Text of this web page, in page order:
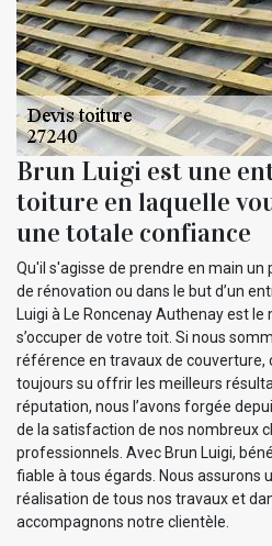
Brun Luigi est une
toiture en laquelle
une totale confiance
Qu'il s'agisse de prendre en main un
de rénovation ou dans le but d’un
Luigi à Le Roncenay Authenay est
s’occuper de votre toit. Si nous
référence en travaux de couverture,
toujours su offrir les meilleurs
réputation, nous l’avons forgée
de la satisfaction de nos nombreux
professionnels. Avec Brun Luigi,
fiable à tous égards. Nous assurons
réalisation de tous nos travaux et
accompagnons notre clientèle.